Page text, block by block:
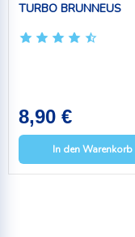
TURBO BRUNNEUS
8,90 €
In den Warenkorb